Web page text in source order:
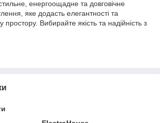
енергоощадне та довговічне
яке додасть елегантності та
простору. Вибирайте якість та надійність з